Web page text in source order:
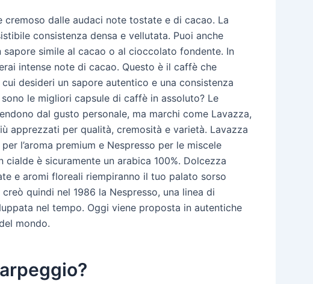
cremoso dalle audaci note tostate e di cacao. La
consistenza densa e vellutata. Puoi anche
simile al cacao o al cioccolato fondente. In
intense note di cacao. Questo è il caffè che
desideri un sapore autentico e una consistenza
le migliori capsule di caffè in assoluto? Le
dal gusto personale, ma marchi come Lavazza,
apprezzati per qualità, cremosità e varietà. Lavazza
l’aroma premium e Nespresso per le miscele
cialde è sicuramente un arabica 100%. Dolcezza
e aromi floreali riempiranno il tuo palato sorso
quindi nel 1986 la Nespresso, una linea di
nel tempo. Oggi viene proposta in autentiche
mondo.